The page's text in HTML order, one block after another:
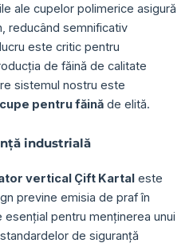
ale cupelor polimerice asigură
reducând semnificativ
este critic pentru
de făină de calitate
sistemul nostru este
pentru făină de elită.
industrială
vertical Çift Kartal este
previne emisia de praf în
pentru menținerea unui
de siguranță